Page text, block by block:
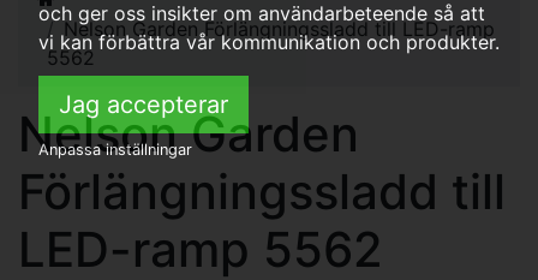
Nelson Garden Förlängningssladd till LED-ramp
5562
Nelson Garden
Förlängningssladd till
LED-ramp 5562
och ger oss insikter om användarbeteende så att
vi kan förbättra vår kommunikation och produkter.
Jag accepterar
Anpassa inställningar